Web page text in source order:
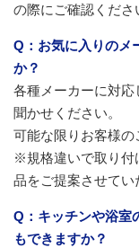
の際にご確認くださ
Q：お気に入りのメ
か？
各種メーカーに対
聞かせください。
可能な限りお客様の
※規格違いで取り付
品をご提案させてい
Q：キッチンや浴室
もできますか？